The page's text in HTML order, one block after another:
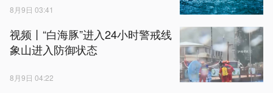
8月9日 03:41
视频丨“白海豚”进入24小时警戒线
象山进入防御状态
8月9日 04:22